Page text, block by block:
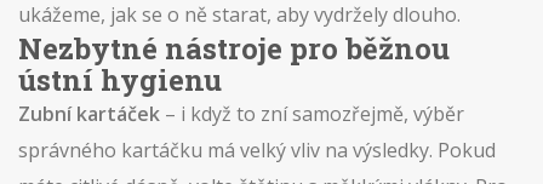
ukážeme, jak se o ně starat, aby vydržely dlouho.
Nezbytné nástroje pro běžnou
ústní hygienu
Zubní kartáček – i když to zní samozřejmě, výběr
správného kartáčku má velký vliv na výsledky. Pokud